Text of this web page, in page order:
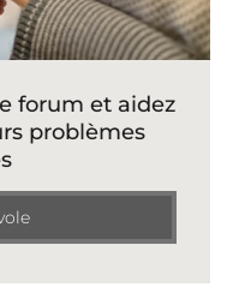
forum et aidez
problèmes